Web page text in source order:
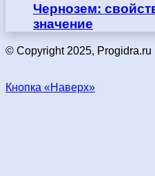
Чернозем:
значение
© Copyright 2025, Progidra.ru
Кнопка «Наверх»